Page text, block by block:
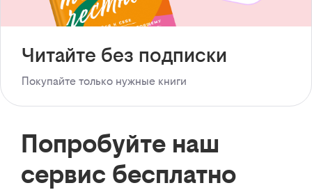
Читайте без подписки
Покупайте только нужные книги
Попробуйте наш
сервис бесплатно